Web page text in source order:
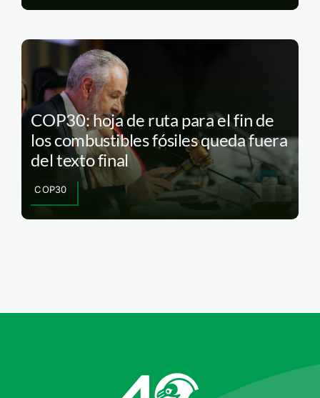
COP30: hoja de ruta para el fin de
los combustibles fósiles queda fuera
del texto final
COP30